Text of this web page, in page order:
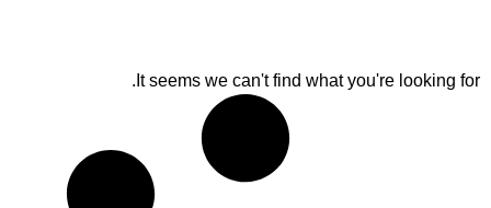
It seems we can't find what you're looking for.